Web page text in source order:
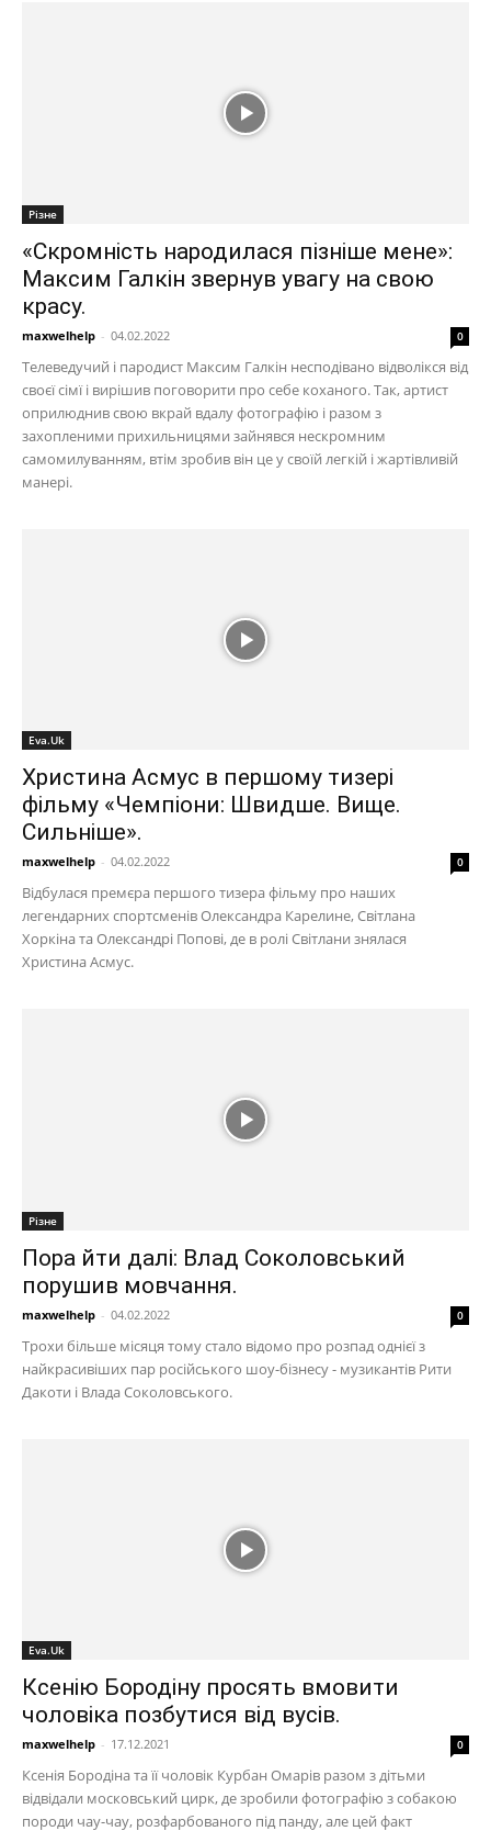
Різне
«Скромність народилася пізніше мене»:
Максим Галкін звернув увагу на свою
красу.
maxwelhelp - 04.02.2022 0
Телеведучий і пародист Максим Галкін несподівано відволікся від
своєї сімї і вирішив поговорити про себе коханого. Так, артист
оприлюднив свою вкрай вдалу фотографію і разом з
захопленими прихильницями зайнявся нескромним
самомилуванням, втім зробив він це у своїй легкій і жартівливій
манері.
Eva.Uk
Христина Асмус в першому тизері
фільму «Чемпіони: Швидше. Вище.
Сильніше».
maxwelhelp - 04.02.2022 0
Відбулася премєра першого тизера фільму про наших
легендарних спортсменів Олександра Карелине, Світлана
Хоркіна та Олександрі Попові, де в ролі Світлани знялася
Христина Асмус.
Різне
Пора йти далі: Влад Соколовський
порушив мовчання.
maxwelhelp - 04.02.2022 0
Трохи більше місяця тому стало відомо про розпад однієї з
найкрасивіших пар російського шоу-бізнесу - музикантів Рити
Дакоти і Влада Соколовського.
Eva.Uk
Ксенію Бородіну просять вмовити
чоловіка позбутися від вусів.
maxwelhelp - 17.12.2021 0
Ксенія Бородіна та її чоловік Курбан Омарів разом з дітьми
відвідали московський цирк, де зробили фотографію з собакою
породи чау-чау, розфарбованого під панду, але цей факт